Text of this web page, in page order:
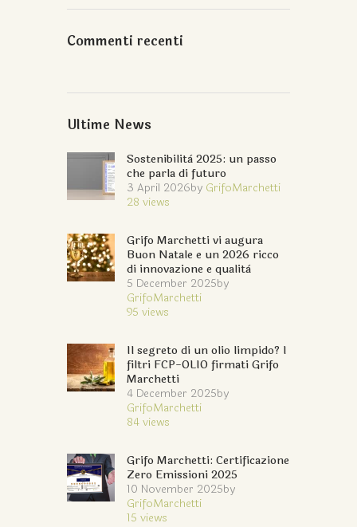
Commenti recenti
Ultime News
Sostenibilità 2025: un passo
che parla di futuro
3 April 2026by GrifoMarchetti
28 views
Grifo Marchetti vi augura
Buon Natale e un 2026 ricco
di innovazione e qualità
5 December 2025by
GrifoMarchetti
95 views
Il segreto di un olio limpido? I
filtri FCP-OLIO firmati Grifo
Marchetti
4 December 2025by
GrifoMarchetti
84views
Grifo Marchetti: Certificazione
Zero Emissioni 2025
10 November 2025by
GrifoMarchetti
15 views